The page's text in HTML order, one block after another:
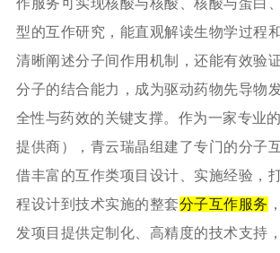
作服务可实现核酸与核酸、核酸与蛋白
型的互作研究，能直观解读生物学过程
清晰阐述分子间作用机制，还能有效验
分子的结合能力，成为驱动药物先导物
全性与药效的关键支撑。作为一家专业的
提供商），青云瑞晶组建了专门的分子
借丰富的互作类项目设计、实施经验，
程设计到技术实施的整套分子互作服务
发项目提供定制化、高精度的技术支持